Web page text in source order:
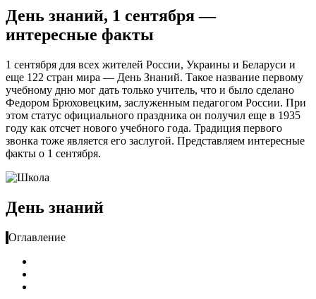
День знаний, 1 сентября —
интересные факты
1 сентября для всех жителей России, Украины и Беларуси и
еще 122 стран мира — День Знаний. Такое название первому
учебному дню мог дать только учитель, что и было сделано
Федором Брюховецким, заслуженным педагогом России. При
этом статус официального праздника он получил еще в 1935
году как отсчет нового учебного года. Традиция первого
звонка тоже является его заслугой. Представляем интересные
факты о 1 сентября.
День знаний
Оглавление